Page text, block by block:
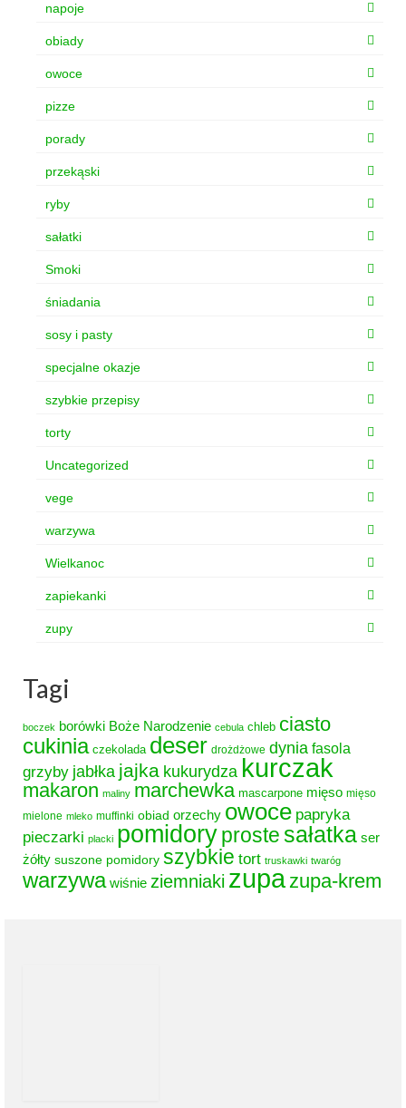
napoje
obiady
owoce
pizze
porady
przekąski
ryby
sałatki
Smoki
śniadania
sosy i pasty
specjalne okazje
szybkie przepisy
torty
Uncategorized
vege
warzywa
Wielkanoc
zapiekanki
zupy
Tagi
boczek borówki Boże Narodzenie cebula chleb ciasto
cukinia czekolada deser drożdżowe dynia fasola
grzyby jabłka jajka kukurydza kurczak
makaron maliny marchewka mascarpone mięso mięso
mielone mleko muffinki obiad orzechy owoce papryka
pieczarki placki pomidoryproste sałatka ser
żółty suszone pomidory szybkie tort truskawki twaróg
warzywa wiśnie ziemniaki zupazupa-krem